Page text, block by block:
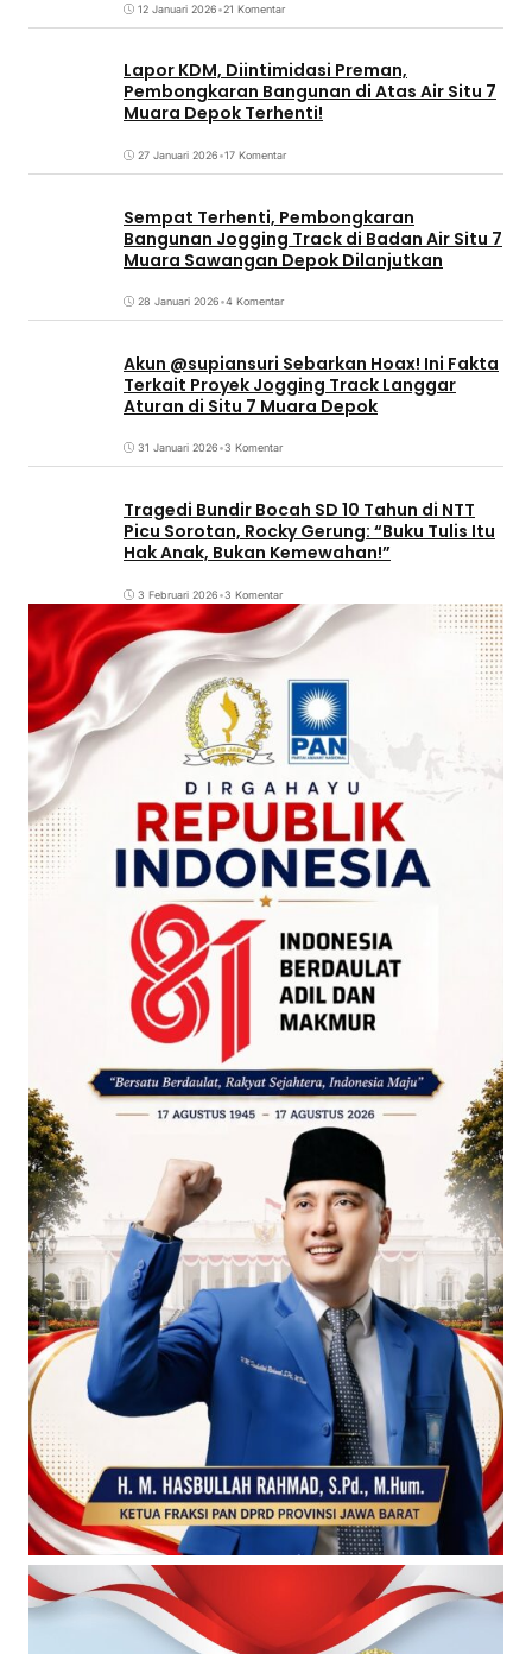
12 Januari 2026•21 Komentar
Lapor KDM, Diintimidasi Preman,
Pembongkaran Bangunan di Atas Air Situ 7
Muara Depok Terhenti!
27 Januari 2026•17 Komentar
Sempat Terhenti, Pembongkaran
Bangunan Jogging Track di Badan Air Situ 7
Muara Sawangan Depok Dilanjutkan
28 Januari 2026•4 Komentar
Akun @supiansuri Sebarkan Hoax! Ini Fakta
Terkait Proyek Jogging Track Langgar
Aturan di Situ 7 Muara Depok
31 Januari 2026•3 Komentar
Tragedi Bundir Bocah SD 10 Tahun di NTT
Picu Sorotan, Rocky Gerung: “Buku Tulis Itu
Hak Anak, Bukan Kemewahan!”
3 Februari 2026•3 Komentar